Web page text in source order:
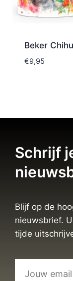
Beker
€9,95
Schrijf
Blijf op de
nieuwsbrief.
tijde